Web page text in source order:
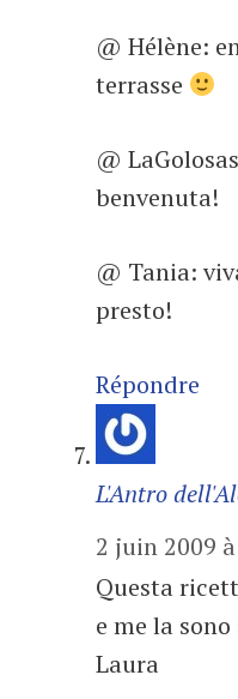
@ Hélène:
terrasse
@
benvenuta!
@ Tania:
presto!
Répondre
L'Antro
2 juin 2009
Questa
e me la
Laura